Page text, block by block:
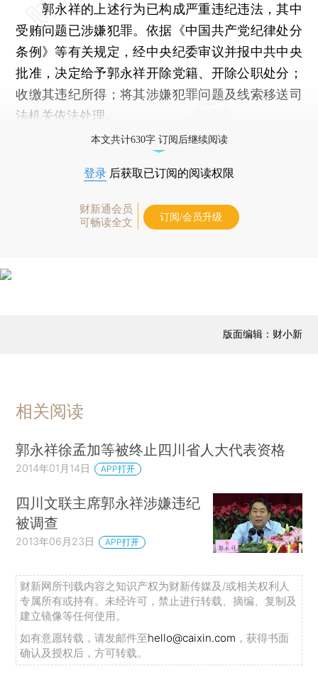
郭永祥的上述行为已构成严重违纪违法，其中
受贿问题已涉嫌犯罪。依据《中国共产党纪律处分
条例》等有关规定，经中央纪委审议并报中共中央
批准，决定给予郭永祥开除党籍、开除公职处分；
收缴其违纪所得；将其涉嫌犯罪问题及线索移送司
法机关依法处理。
本文共计630字 订阅后继续阅读
登录 后获取已订阅的阅读权限
财新通会员
可畅读全文
订阅/会员升级
版面编辑：财小新
相关阅读
郭永祥徐孟加等被终止四川省人大代表资格
2014年01月14日 APP打开
四川文联主席郭永祥涉嫌违纪
被调查
2013年06月23日 APP打开
财新网所刊载内容之知识产权为财新传媒及/或相关权利人
专属所有或持有。未经许可，禁止进行转载、摘编、复制及
建立镜像等任何使用。
如有意愿转载，请发邮件至hello@caixin.com ，获得书面
确认及授权后，方可转载。